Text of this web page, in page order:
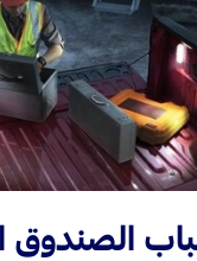
الصندوق